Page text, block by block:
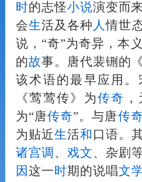
时的志怪小说演变而
会生活及各种 人情世
说，“奇”为奇异，本
的故事。唐代裴铏的
该术语的最早应用。
《莺莺传》为传奇
为“唐传奇”。与唐传
为贴近生活和 口语。
诸宫调 、 戏文、杂剧
因 这一 时期的说唱文